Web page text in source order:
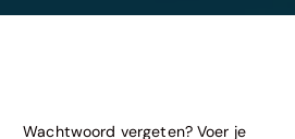
Wachtwoord vergeten? Voer je